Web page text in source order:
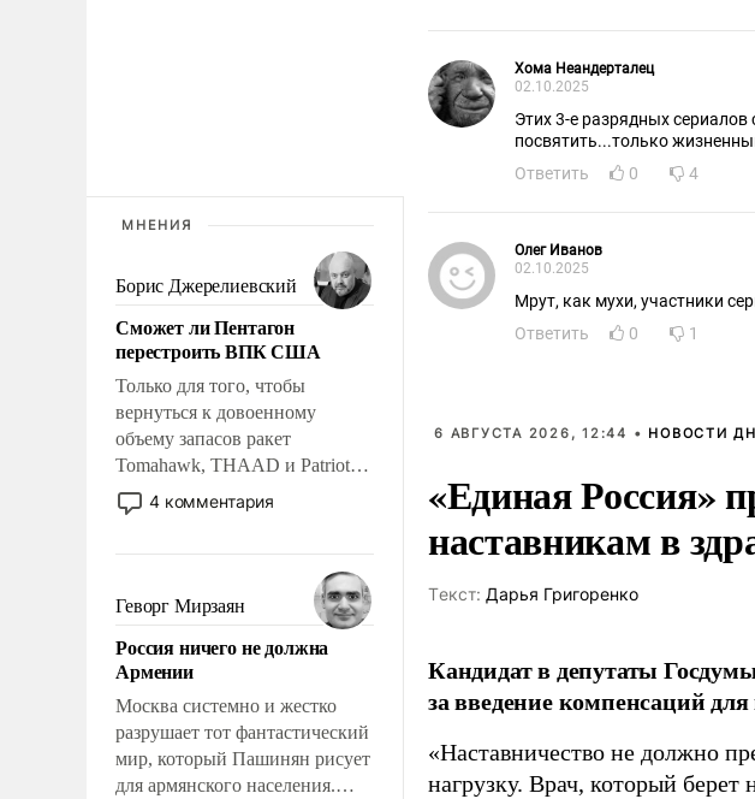
МНЕНИЯ
Борис Джерелиевский
Сможет ли Пентагон
перестроить ВПК США
Только для того, чтобы
вернуться к довоенному
объему запасов ракет
Tomahawk, THAAD и Patriot
США потребуется более трех
лет. Даже небольшая война с
Сложившаяся ситуация
означает многолетний период
уязвимости США, например,
перед Китаем.
4 комментария
Геворг Мирзаян
Россия ничего не должна
Армении
Москва системно и жестко
разрушает тот фантастический
мир, который Пашинян рисует
для армянского населения.
Хома Неандерталец
02.10.2025
Этих 3-е разрядных
посвятить...только
Ответить
0 4
Олег Иванов
02.10.2025
Мрут, как мухи, участники
Ответить
0 1
6 АВГУСТА 2026, 12:44 • НОВОСТИ
«Единая Россия»
наставникам в
Tекст: Дарья Григоренко
Кандидат в депутаты
за введение компенсаций
«Наставничество не должно
нагрузку. Врач, который берет